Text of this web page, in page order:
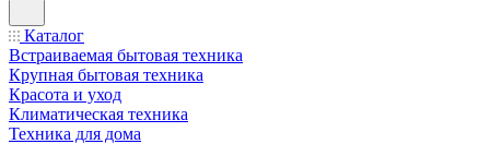
Каталог
Встраиваемая бытовая техника
Крупная бытовая техника
Красота и уход
Климатическая техника
Техника для дома